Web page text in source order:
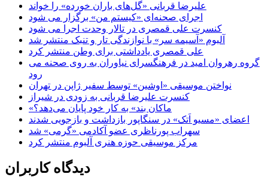
علیرضا قربانی «گل‌های باران خورده» را خواند
اجرای صحنه‌ای «کیستم من» برگزار می شود
کنسرت علی قمصری در تالار وحدت اجرا می شود
آلبوم «آسیمه سر» با نوازندگی تار و تنبک منتشر شد
علی قمصری یادداشتی برای وطن منتشر کرد
گروه رهروان امید در فرهنگسرای نیاوران به روی صحنه می
رود
نواختن موسیقی «اوشین» توسط سفیر ژاپن در تهران
کنسرت علیرضا قربانی به زودی در شیراز
«ماکان بند» به کار خود پایان می‌دهد؟
اعضای «مسیو اَتک» در سنگاپور بازداشت و بازجویی شدند
سهراب پورناظری عضو آکادمی «گرمی» شد
مرکز موسیقی حوزه هنری آلبوم منتشر کرد
دیدگاه کاربران